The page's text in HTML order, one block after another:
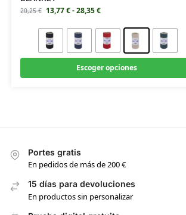
20,25€ 13,77€-28,35€
Escoger opciones
Portes gratis
En pedidos de más de 200 €
15 días para devoluciones
En productos sin personalizar